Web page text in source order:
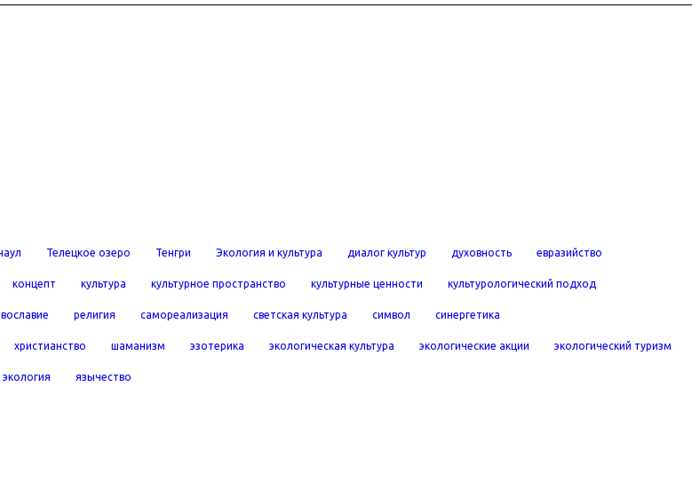
Телецкое озеро Тенгри Экология и культура диалог культур духовность евразийство
концепт культура культурное пространство культурные ценности культурологический подход
религия самореализация светская культура символ синергетика
христианство шаманизм эзотерика экологическая культура экологические акции экологический туризм
экология язычество